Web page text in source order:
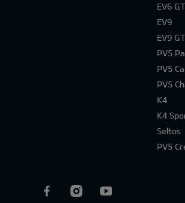
EV6 GT
EV9
EV9 GT
PV5
PV5
PV5
K4
K4
Seltos
PV5